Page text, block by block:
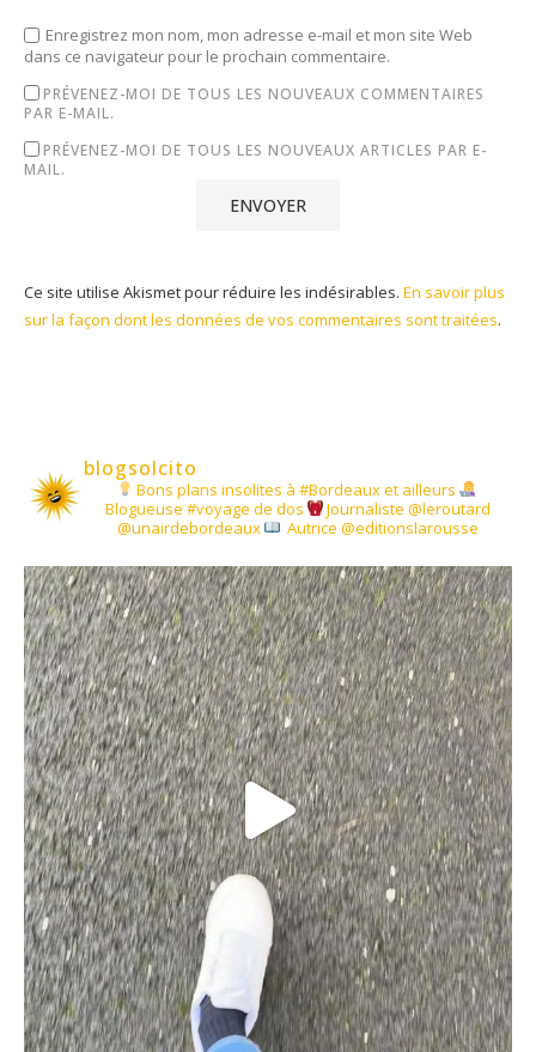
Enregistrez mon nom, mon adresse e-mail et mon site Web
dans ce navigateur pour le prochain commentaire.
PRÉVENEZ-MOI DE TOUS LES NOUVEAUX COMMENTAIRES
PAR E-MAIL.
PRÉVENEZ-MOI DE TOUS LES NOUVEAUX ARTICLES PAR E-
MAIL.
Ce site utilise Akismet pour réduire les indésirables. En savoir plus
sur la façon dont les données de vos commentaires sont traitées.
blogsolcito
Bons plans insolites à #Bordeaux et ailleurs
Blogueuse #voyage de dos
Journaliste @leroutard
@unairdebordeaux
Autrice @editionslarousse